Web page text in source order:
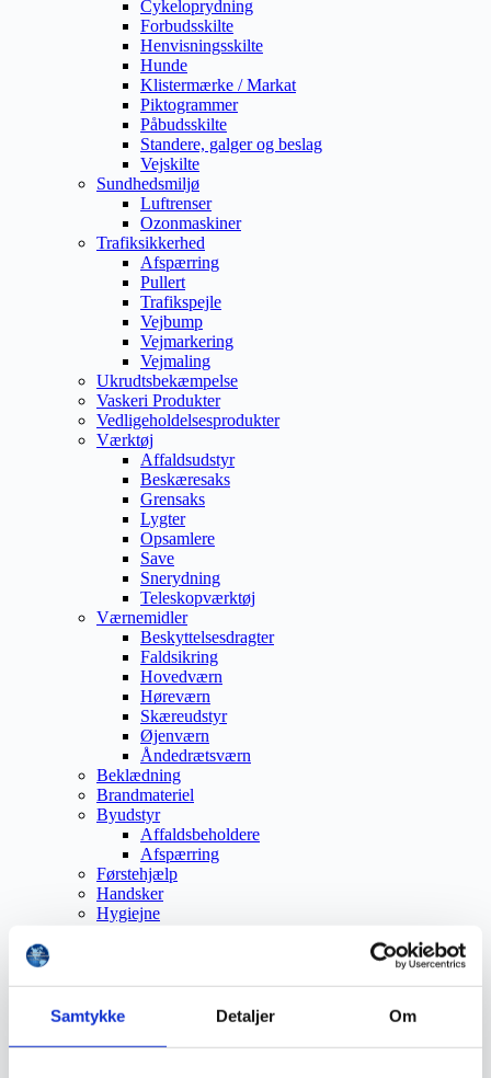
Samtykke Detaljer Om
Cykeloprydning
Forbudsskilte
Henvisningsskilte
Hunde
Klistermærke / Markat
Piktogrammer
Påbudsskilte
Standere, galger og beslag
Vejskilte
Sundhedsmiljø
Luftrenser
Ozonmaskiner
Trafiksikkerhed
Afspærring
Pullert
Trafikspejle
Vejbump
Vejmarkering
Vejmaling
Ukrudtsbekæmpelse
Vaskeri Produkter
Vedligeholdelsesprodukter
Værktøj
Affaldsudstyr
Beskæresaks
Grensaks
Lygter
Opsamlere
Save
Snerydning
Teleskopværktøj
Værnemidler
Beskyttelsesdragter
Faldsikring
Hovedværn
Høreværn
Skæreudstyr
Øjenværn
Åndedrætsværn
Beklædning
Brandmateriel
Byudstyr
Affaldsbeholdere
Afspærring
Førstehjælp
Handsker
Hygiejne
Såler
Støvler